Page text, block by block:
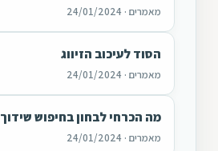
מאמרים · 24/01/2024
הסוד לעיכוב הזיווג
מאמרים · 24/01/2024
מה הכרחי לבחון בחיפוש שידוך
מאמרים · 24/01/2024